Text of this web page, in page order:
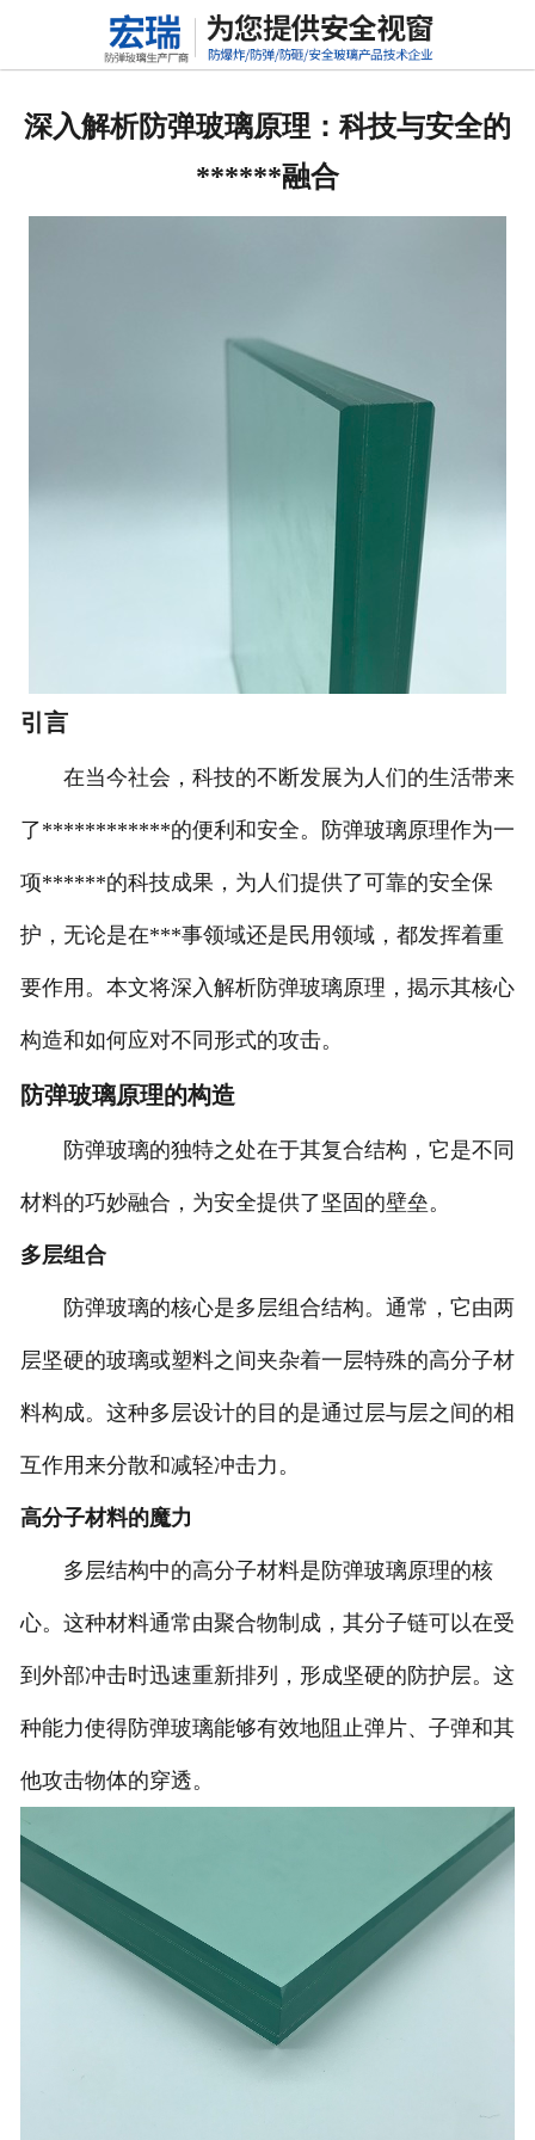
网站首页
新闻动态
高铝硅玻璃
深入解析防弹玻璃原理：科技与安全的
******融合
引言
在当今社会，科技的不断发展为人们的生活带来
了************的便利和安全。防弹玻璃原理作为一
项******的科技成果，为人们提供了可靠的安全保
护，无论是在***事领域还是民用领域，都发挥着重
要作用。本文将深入解析防弹玻璃原理，揭示其核心
构造和如何应对不同形式的攻击。
防弹玻璃原理的构造
防弹玻璃的独特之处在于其复合结构，它是不同
材料的巧妙融合，为安全提供了坚固的壁垒。
多层组合
防弹玻璃的核心是多层组合结构。通常，它由两
层坚硬的玻璃或塑料之间夹杂着一层特殊的高分子材
料构成。这种多层设计的目的是通过层与层之间的相
互作用来分散和减轻冲击力。
高分子材料的魔力
多层结构中的高分子材料是防弹玻璃原理的核
心。这种材料通常由聚合物制成，其分子链可以在受
到外部冲击时迅速重新排列，形成坚硬的防护层。这
种能力使得防弹玻璃能够有效地阻止弹片、子弹和其
他攻击物体的穿透。